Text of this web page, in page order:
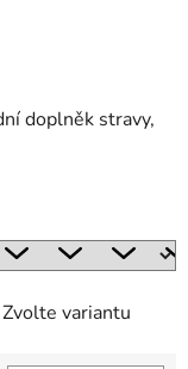
doplněk stravy,
Zvolte variantu